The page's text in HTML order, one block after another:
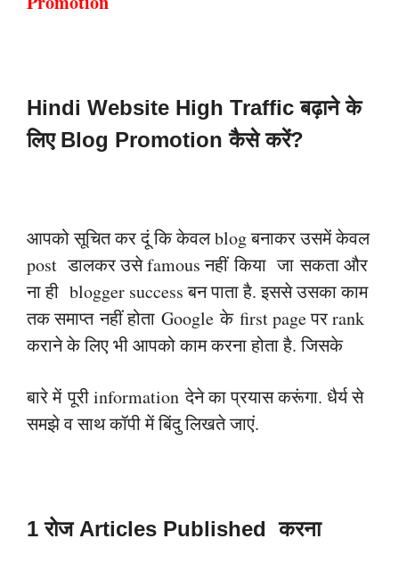
Hindi Website High Traffic बढ़ाने के
लिए Blog Promotion कैसे करें?
आपको सूचित कर दूं कि केवल blog बनाकर उसमें केवल
post डालकर उसे famous नहींकिया जासकता और
ना ही blogger success बन पाता है. इससे उसका काम
तक समाप्तनहीं होता Googleके first page पर rank
कराने के लिए भी आपको काम करना होता है. जिसके
बारे मेंपूरी informationदेने का प्रयास करूंगा. धैर्य से
समझे व साथ कॉपी में बिंदु लिखते जाएं.
1 रोज Articles Published करना